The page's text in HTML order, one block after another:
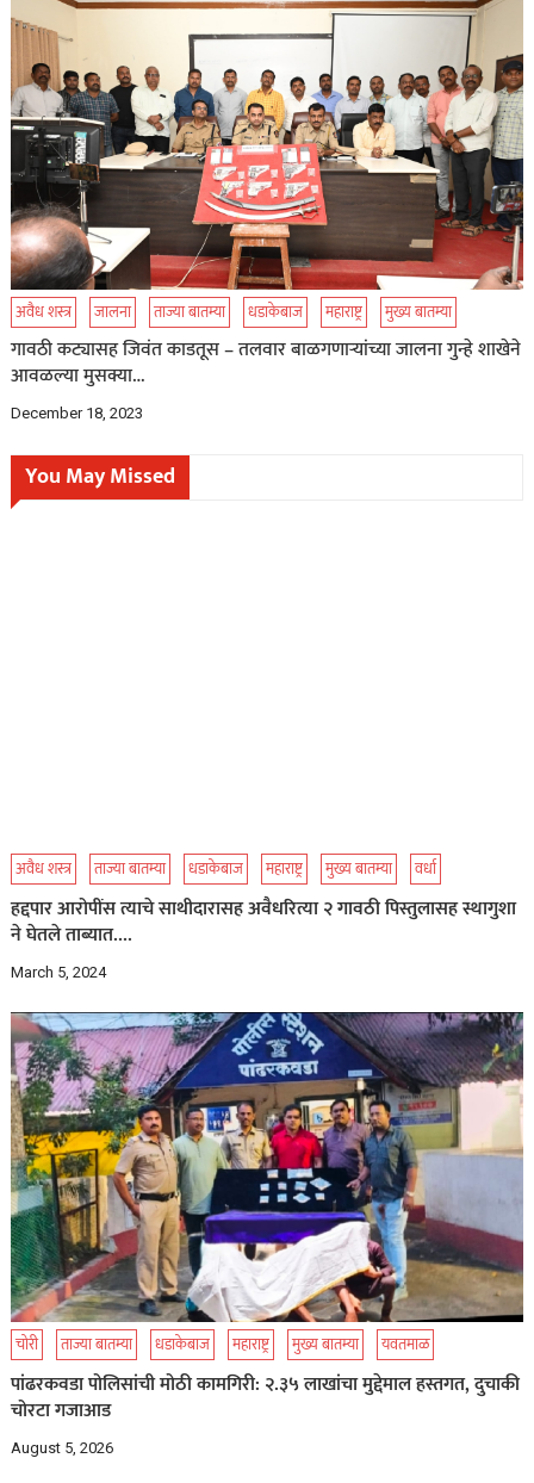
अवैध शस्त्र जालना ताज्या बातम्या धडाकेबाज महाराष्ट्र मुख्य बातम्या
गावठी कट्यासह जिवंत काडतूस – तलवार बाळगणाऱ्यांच्या जालना गुन्हे शाखेने
आवळल्या मुसक्या…
December 18, 2023
You May Missed
अवैध शस्त्र ताज्या बातम्या धडाकेबाज महाराष्ट्र मुख्य बातम्या वर्धा
हद्दपार आरोपींस त्याचे साथीदारासह अवैधरित्या २ गावठी पिस्तुलासह स्थागुशा
ने घेतले ताब्यात….
March 5, 2024
चोरी ताज्या बातम्या धडाकेबाज महाराष्ट्र मुख्य बातम्या यवतमाळ
पांढरकवडा पोलिसांची मोठी कामगिरी: २.३५ लाखांचा मुद्देमाल हस्तगत, दुचाकी
चोरटा गजाआड
August 5, 2026